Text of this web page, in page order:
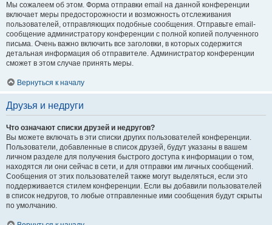
Мы сожалеем об этом. Форма отправки email на данной конференции
включает меры предосторожности и возможность отслеживания
пользователей, отправляющих подобные сообщения. Отправьте email-
сообщение администратору конференции с полной копией полученного
письма. Очень важно включить все заголовки, в которых содержится
детальная информация об отправителе. Администратор конференции
сможет в этом случае принять меры.
Вернуться к началу
Друзья и недруги
Что означают списки друзей и недругов?
Вы можете включать в эти списки других пользователей конференции.
Пользователи, добавленные в список друзей, будут указаны в вашем
личном разделе для получения быстрого доступа к информации о том,
находятся ли они сейчас в сети, и для отправки им личных сообщений.
Сообщения от этих пользователей также могут выделяться, если это
поддерживается стилем конференции. Если вы добавили пользователей
в список недругов, то любые отправленные ими сообщения будут скрыты
по умолчанию.